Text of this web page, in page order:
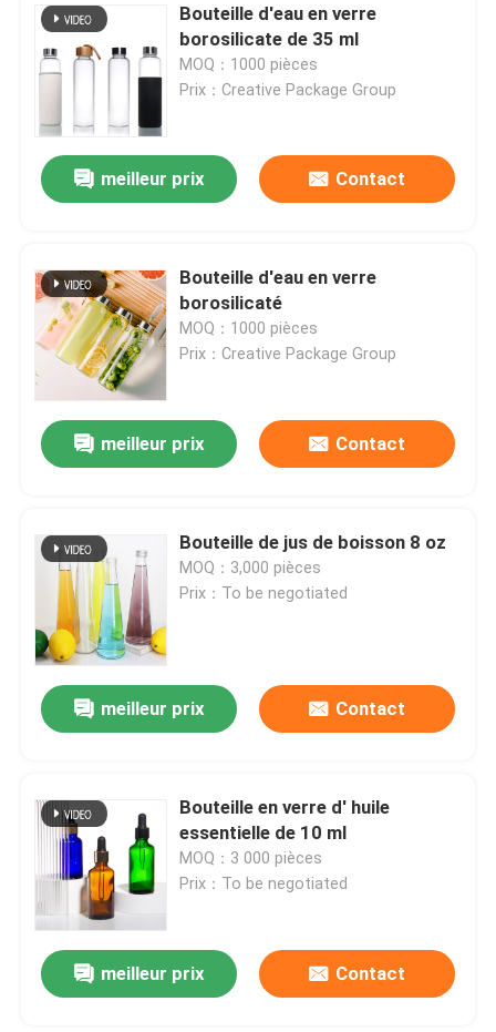
Bouteille d'eau en verre
borosilicate de 35 ml
MOQ：1000 pièces
Prix：Creative Package Group
meilleur prix Contact
Bouteille d'eau en verre
borosilicaté
MOQ：1000 pièces
Prix：Creative Package Group
meilleur prix Contact
Bouteille de jus de boisson 8 oz
MOQ：3,000 pièces
Prix：To be negotiated
meilleur prix Contact
Bouteille en verre d' huile
essentielle de 10 ml
MOQ：3 000 pièces
Prix：To be negotiated
meilleur prix Contact